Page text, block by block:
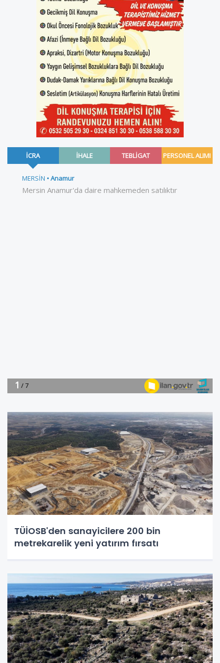
TÜİOSB'den sanayicilere 200 bin
metrekarelik yeni yatırım fırsatı